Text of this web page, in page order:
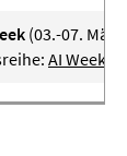
(03.-07.
AI Week